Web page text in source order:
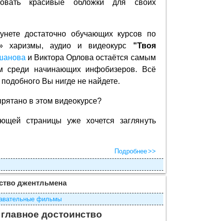
красивые обложки для своих
достаточно обучающих курсов по
харизмы, аудио и видеокурс "Твоя
и Виктора Орлова остаётся самым
среди начинающих инфобизеров. Всё
Вы нигде не найдете.
в этом видеокурсе?
страницы уже хочется заглянуть
Подробнее
джентльмена
фильмы
достоинство